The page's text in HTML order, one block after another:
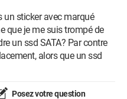
un sticker avec marqué
que je me suis trompé de
un ssd SATA? Par contre
alors que un ssd
Posez votre question